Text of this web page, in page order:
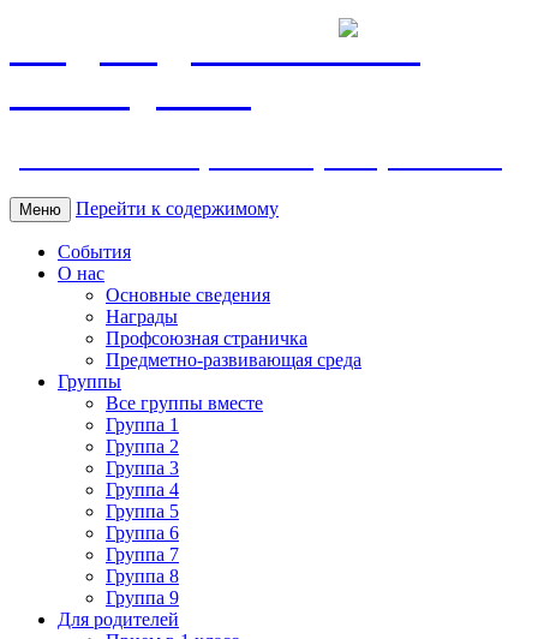
МБДОУ ДС "Калинка"
Меню Перейти к содержимому
События
О нас
Основные сведения
Награды
Профсоюзная страничка
Предметно-развивающая среда
Группы
Все группы вместе
Группа 1
Группа 2
Группа 3
Группа 4
Группа 5
Группа 6
Группа 7
Группа 8
Группа 9
Для родителей